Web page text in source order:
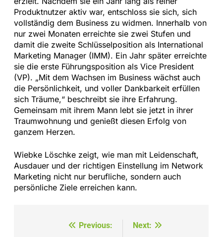
Produktnutzer aktiv war, entschloss sie sich, sich
vollständig dem Business zu widmen. Innerhalb von
nur zwei Monaten erreichte sie zwei Stufen und
damit die zweite Schlüsselposition als International
Marketing Manager (IMM). Ein Jahr später erreichte
sie die erste Führungsposition als Vice President
(VP). „Mit dem Wachsen im Business wächst auch
die Persönlichkeit, und voller Dankbarkeit erfüllen
sich Träume,“ beschreibt sie ihre Erfahrung.
Gemeinsam mit ihrem Mann lebt sie jetzt in ihrer
Traumwohnung und genießt diesen Erfolg von
ganzem Herzen.
Wiebke Löschke zeigt, wie man mit Leidenschaft,
Ausdauer und der richtigen Einstellung im Network
Marketing nicht nur berufliche, sondern auch
persönliche Ziele erreichen kann.
Beitragsnavigation
Previous:
Next: